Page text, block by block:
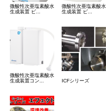
微酸性次亜塩素酸水
生成装置 ピ...
微酸性次亜塩素酸水
生成装置 ピ...
微酸性次亜塩素酸水
生成装置コン...
ICFシリーズ